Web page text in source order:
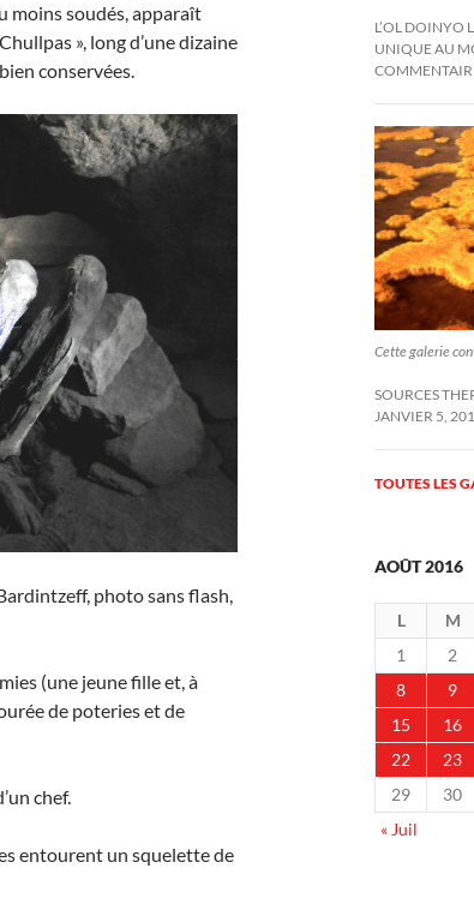
moins soudés, apparaît
», long d’une dizaine
conservées.
photo sans flash,
(une jeune fille et, à
de poteries et de
chef.
entourent un squelette de
L’OL DOINYO
UNIQUE AU
Cette galerie
SOURCES
JANVIER 5,
TOUTES LES
AOÛT 2016
L M
1
2
8
9
15
16
22
23
29
30
« Juil